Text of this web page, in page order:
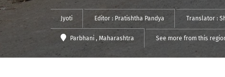
Jyoti Editor : Pratishtha Pandya Translator :
Parbhani , Maharashtra See more from this